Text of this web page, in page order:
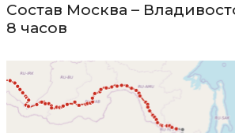
Состав Москва –
8 часов